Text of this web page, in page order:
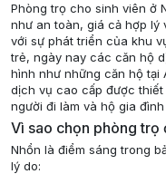
Phòng trọ cho sinh viên ở
như an toàn, giá cả hợp lý
với sự phát triển của khu
trẻ, ngày nay các căn hộ
hình như những căn hộ tại
dịch vụ cao cấp được
người đi làm và hộ gia đình
Vì sao chọn phòng trọ
Nhổn là điểm sáng trong
lý do: